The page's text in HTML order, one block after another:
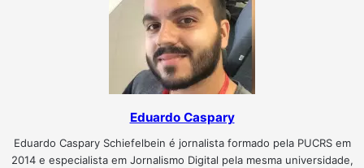
Eduardo Caspary
Eduardo Caspary Schiefelbein é jornalista formado pela PUCRS em
2014 e especialista em Jornalismo Digital pela mesma universidade,